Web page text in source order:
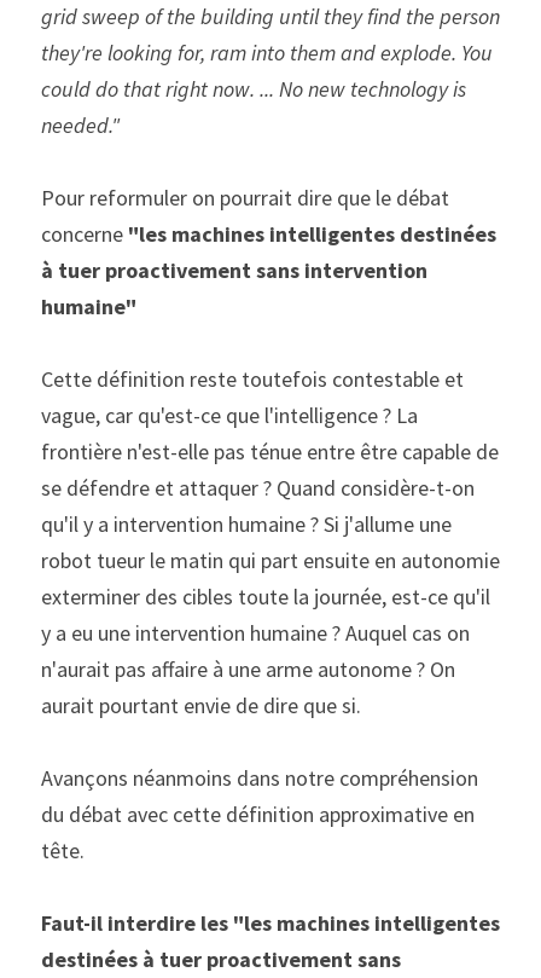
grid sweep of the building until they find the person
they're looking for, ram into them and explode. You
could do that right now. ... No new technology is
needed."
Pour reformuler on pourrait dire que le débat
concerne "les machines intelligentes destinées
à tuer proactivement sans intervention
humaine"
Cette définition reste toutefois contestable et
vague, car qu'est-ce que l'intelligence ? La
frontière n'est-elle pas ténue entre être capable de
se défendre et attaquer ? Quand considère-t-on
qu'il y a intervention humaine ? Si j'allume une
robot tueur le matin qui part ensuite en autonomie
exterminer des cibles toute la journée, est-ce qu'il
y a eu une intervention humaine ? Auquel cas on
n'aurait pas affaire à une arme autonome ? On
aurait pourtant envie de dire que si.
Avançons néanmoins dans notre compréhension
du débat avec cette définition approximative en
tête.
Faut-il interdire les "les machines intelligentes
destinées à tuer proactivement sans